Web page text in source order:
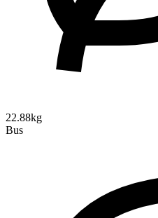
22.88kg
Bus